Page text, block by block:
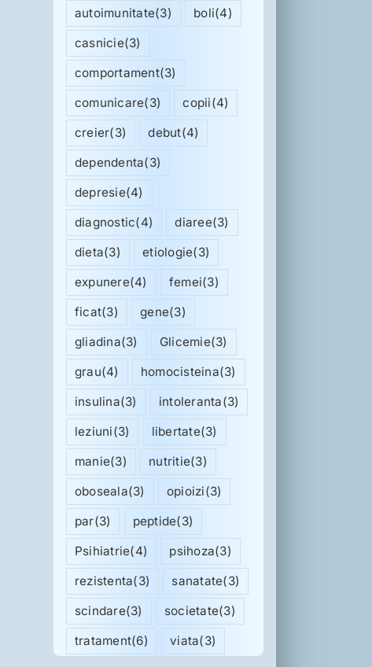
autoimunitate(3) boli(4)
casnicie(3)
comportament(3)
comunicare(3) copii(4)
creier(3) debut(4)
dependenta(3)
depresie(4)
diagnostic(4) diaree(3)
dieta(3) etiologie(3)
expunere(4) femei(3)
ficat(3) gene(3)
gliadina(3) Glicemie(3)
grau(4) homocisteina(3)
insulina(3) intoleranta(3)
leziuni(3) libertate(3)
manie(3) nutritie(3)
oboseala(3) opioizi(3)
par(3) peptide(3)
Psihiatrie(4) psihoza(3)
rezistenta(3) sanatate(3)
scindare(3) societate(3)
tratament(6) viata(3)